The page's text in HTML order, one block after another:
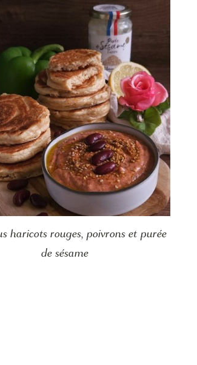
haricots rouges, poivrons et purée
de sésame